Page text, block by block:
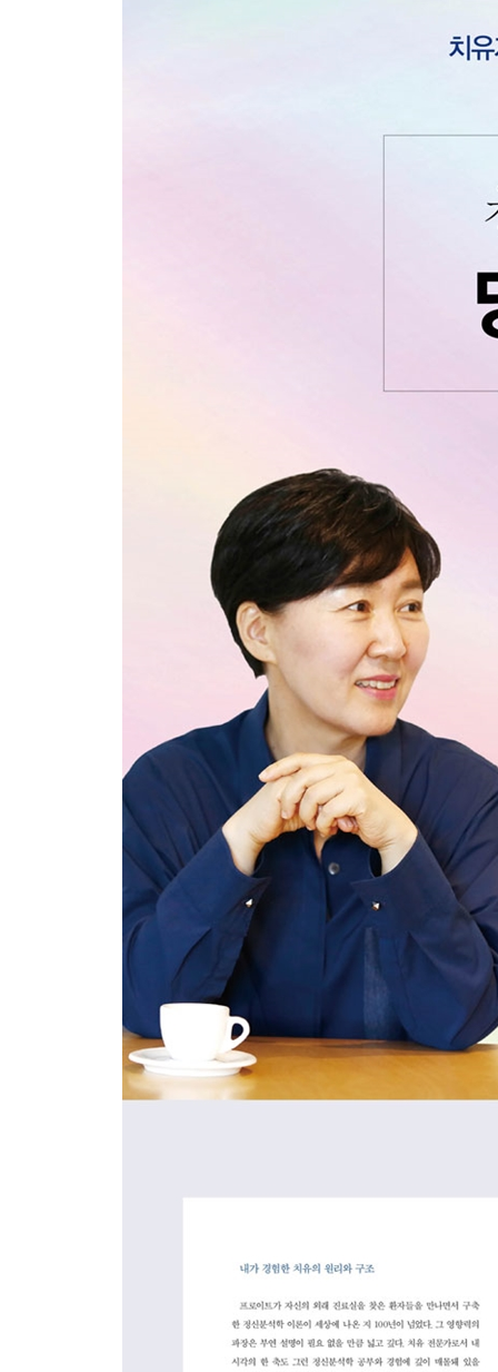
6장 공감 실전_ 어떻게 그 ‘한 사람’이 될 수 있을까
2. 상대방과 똑같은 감정을 느끼지 않아도 괜찮다